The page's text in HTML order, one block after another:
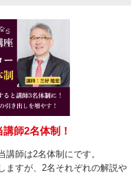
師2名体制！
師は2名体制にです。
ますが、2名それぞれの解説や